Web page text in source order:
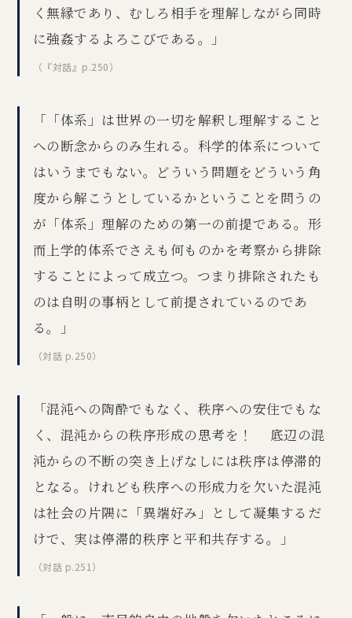
く無縁であり、むしろ相手を理解しながら同時
に強姦するよろこびである。」
（『対話』p.250）
「「体系」は世界の一切を解釈し理解すること
への断念からのみ生れる。科学的体系について
はいうまでもない。どういう問題をどういう角
度から解こうとしているかということを問うの
が「体系」理解のための第一の前提である。形
而上学的体系でさえも何ものかを考察から排除
することによって成立つ。つまり排除されたも
のは自明の事柄として前提されているのであ
る。」
（対話 p.250）
「混沌への陶酔でもなく、秩序への安住でもな
く、混沌からの秩序形成の思考を！ 底辺の混
沌からの不断の突き上げなしには秩序は停滞的
となる。けれども秩序への形成力を欠いた混沌
は社会の片隅に「異端好み」として凝集するだ
けで、実は停滞的秩序と平和共存する。」
（対話 p.251）